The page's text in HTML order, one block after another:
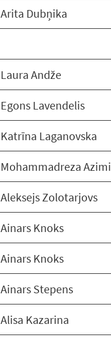
Arita Dubņika
Laura Andže
Egons Lavendelis
Katrīna Laganovska
Mohammadreza Azimi
Aleksejs Zolotarjovs
Ainars Knoks
Ainars Knoks
Ainars Stepens
Alisa Kazarina